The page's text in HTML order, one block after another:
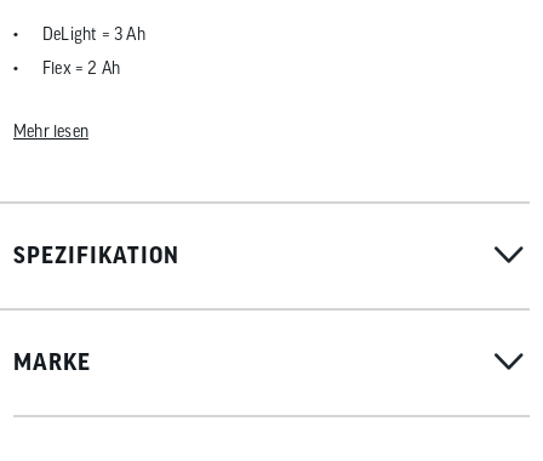
DeLight = 3 Ah
Flex = 2 Ah
Mehr lesen
SPEZIFIKATION
MARKE